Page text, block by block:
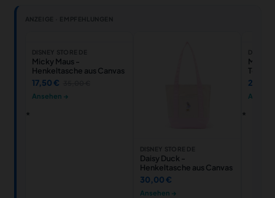
ANZEIGE · EMPFEHLUNGEN
DISNEY STORE DE
Micky Maus -
Henkeltasche aus Canvas
17,50 €
Ansehen →
DISNEY STORE DE
Daisy Duck -
Henkeltasche aus Canvas
30,00 €
Ansehen →
DISNEY
Micky
Tote
22,50